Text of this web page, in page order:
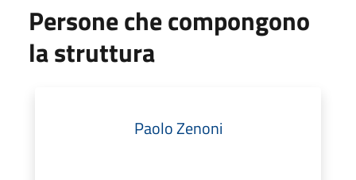
Persone che compongono
la struttura
Paolo Zenoni